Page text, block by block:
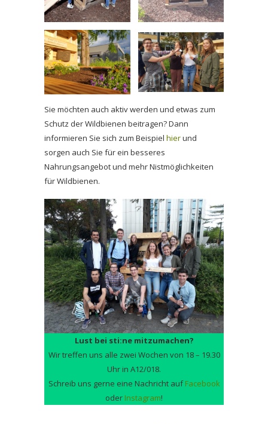
Sie möchten auch aktiv werden und etwas zum
Schutz der Wildbienen beitragen? Dann
informieren Sie sich zum Beispiel hierund
sorgen auch Sie für ein besseres
Nahrungsangebot und mehr Nistmöglichkeiten
für Wildbienen.
Lust bei sti:ne mitzumachen?
Wir treffen uns alle zwei Wochen von 18 – 19.30
Uhr in A12/018.
Schreib uns gerne eine Nachricht aufFacebook
oder Instagram!